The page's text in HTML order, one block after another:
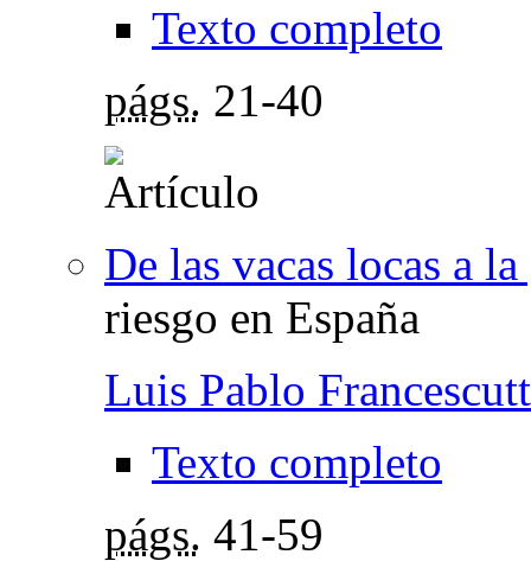
Texto completo
págs. 21-40
De las vacas locas a
riesgo en España
Luis Pablo
Texto completo
págs. 41-59